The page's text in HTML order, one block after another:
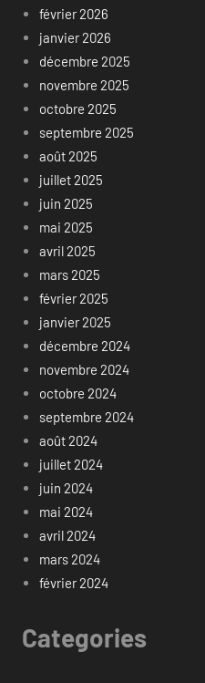
février 2026
janvier 2026
décembre 2025
novembre 2025
octobre 2025
septembre 2025
août 2025
juillet 2025
juin 2025
mai 2025
avril 2025
mars 2025
février 2025
janvier 2025
décembre 2024
novembre 2024
octobre 2024
septembre 2024
août 2024
juillet 2024
juin 2024
mai 2024
avril 2024
mars 2024
février 2024
Categories